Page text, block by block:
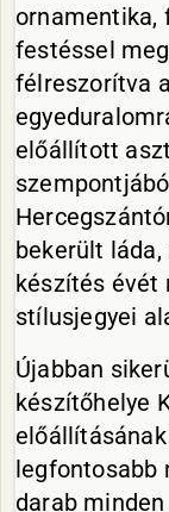
ornamentika,
festéssel
félreszorítva
előállított
bekerült
készítés évét
stílusjegyei
Újabban
készítőhelye
legfontosabb
darab